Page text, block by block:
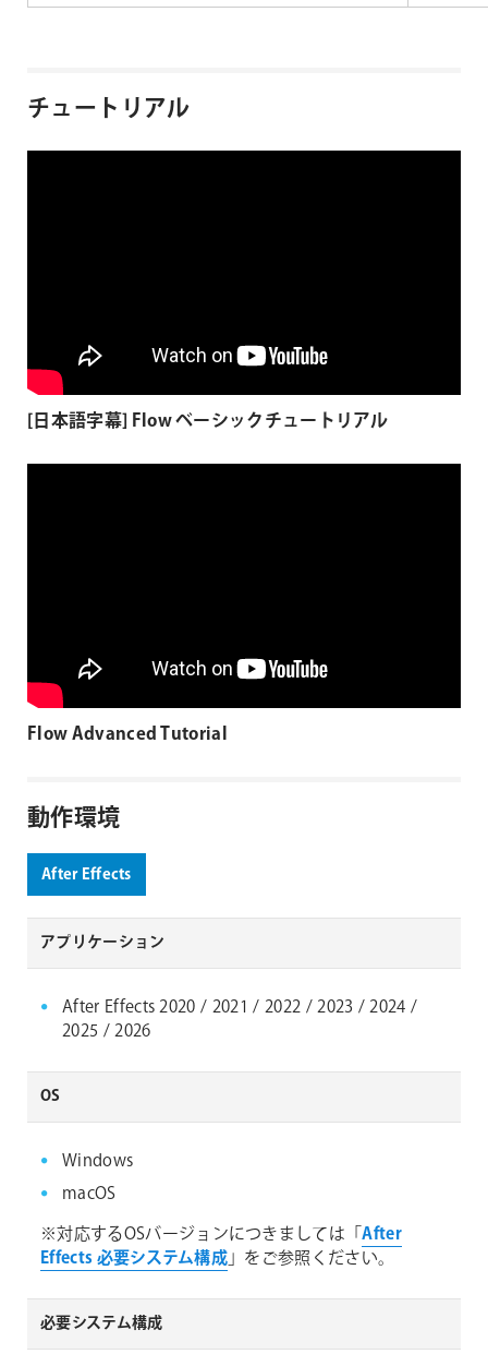
チュートリアル
[日本語字幕] Flow ベーシックチュートリアル
Flow Advanced Tutorial
動作環境
After Effects
アプリケーション
After Effects 2020 / 2021 / 2022 / 2023 / 2024 /
2025 / 2026
OS
Windows
macOS
※対応するOSバージョンにつきましては「After
Effects 必要システム構成」をご参照ください。
必要システム構成